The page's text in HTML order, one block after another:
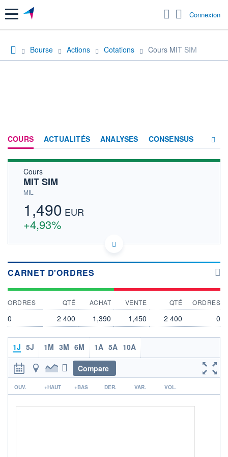
Menu Connexion
Bourse Actions Cotations Cours MIT SIM
COURS ACTUALITÉS ANALYSES CONSENSUS
Cours
MIT SIM
MIL
1,490 EUR
+4,93%
IT0005427510 MTS
Cotation sur les autres places
SECTEUR
PÉTROLE ET GAZ
CARNET D'ORDRES
ORDRES QTÉ ACHAT VENTE QTÉ ORDRES
0 2 400 1,390 1,450 2 400 0
1J 5J 1M 3M 6M 1A 5A 10A
Compare
r
OUV. +HAUT +BAS DER. VAR. VOL.